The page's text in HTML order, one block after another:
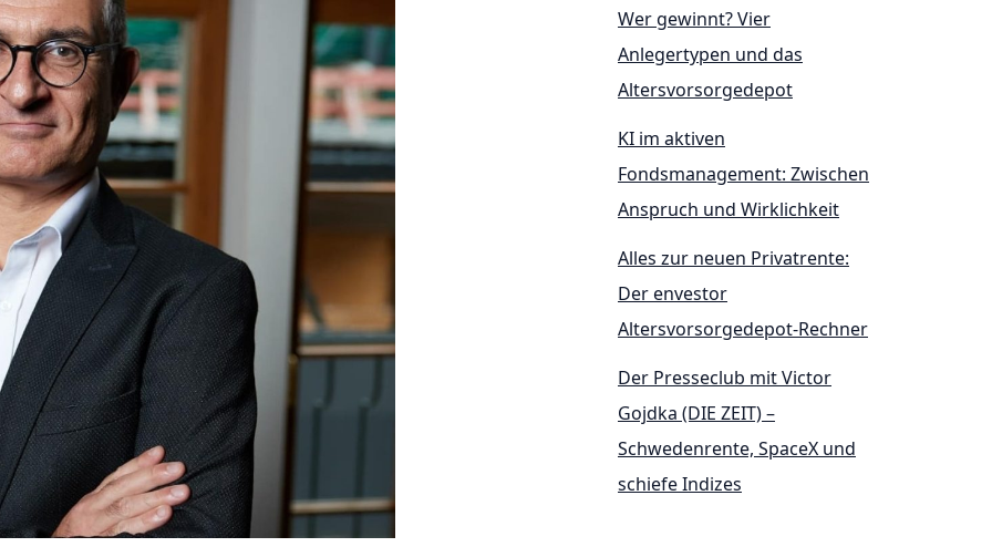
Wer gewinnt? Vier
Anlegertypen und das
Altersvorsorgedepot
KI im aktiven
Fondsmanagement: Zwischen
Anspruch und Wirklichkeit
Alles zur neuen Privatrente:
Der envestor
Altersvorsorgedepot-Rechner
Der Presseclub mit Victor
Gojdka (DIE ZEIT) –
Schwedenrente, SpaceX und
schiefe Indizes